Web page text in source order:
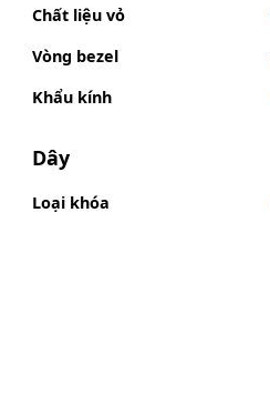
Chất liệu vỏ
Vòng bezel
Khẩu kính
Dây
Loại khóa